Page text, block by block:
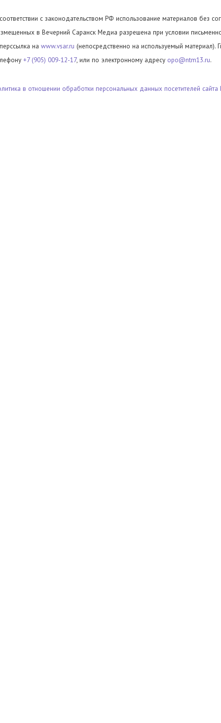
с законодательством РФ использование материалов без
в Вечерний Саранск Медиа разрешена при условии
на www.vsar.ru (непосредственно на используемый материал).
+7 (905) 009-12-17, или по электронному адресу opo@ntm13.ru.
в отношении обработки персональных данных посетителей